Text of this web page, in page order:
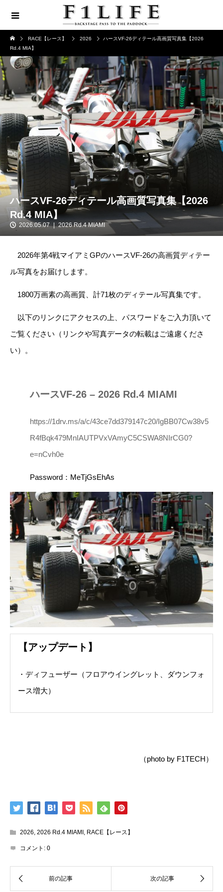
RACE【レース】 2026
ハースVF-26ディテール高画質写真集【2026
Rd.4 MIA】
ハースVF-26ディテール高画質写真集【2026
Rd.4 MIA】
2026.05.07 2026 Rd.4 MIAMI
2026年第4戦マイアミGPのハースVF-26の高画質ディテー
ル写真をお届けします。
1800万画素の高画質、計71枚のディテール写真集です。
以下のリンクにアクセスの上、パスワードをご入力頂いて
ご覧ください（リンクや写真データの転載はご遠慮くださ
い）。
ハースVF-26 – 2026 Rd.4 MIAMI
https://1drv.ms/a/c/43ce7dd379147c20/IgBB07Cw38v5
R4fBqk479MnIAUTPVxVAmyC5CSWA8NIrCG0?
e=nCvh0e
Password：MeTjGsEhAs
【アップデート】
・ディフューザー（フロアウイングレット、ダウンフォ
ース増大）
（photo by F1TECH）
2026, 2026 Rd.4 MIAMI , RACE【レース】
コメント: 0